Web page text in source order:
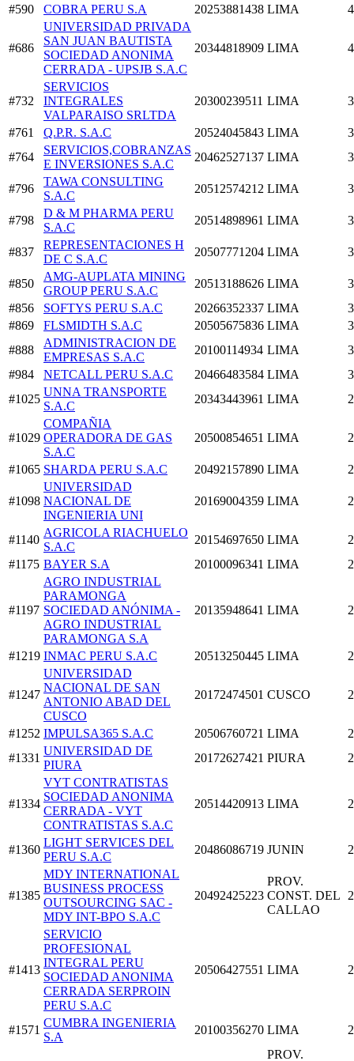
#590 COBRA PERU S.A 20253881438 LIMA
#686
UNIVERSIDAD PRIVADA
SAN JUAN BAUTISTA
SOCIEDAD ANONIMA
CERRADA - UPSJB S.A.C
20344818909 LIMA
#732
SERVICIOS
INTEGRALES
VALPARAISO SRLTDA
20300239511 LIMA
#761 Q.P.R. S.A.C 20524045843 LIMA
#764
SERVICIOS,COBRANZAS
E INVERSIONES S.A.C
20462527137 LIMA
#796
TAWA CONSULTING
S.A.C
20512574212 LIMA
#798
D & M PHARMA PERU
S.A.C
20514898961 LIMA
#837
REPRESENTACIONES H
DE C S.A.C
20507771204 LIMA
#850
AMG-AUPLATA MINING
GROUP PERU S.A.C
20513188626 LIMA
#856
SOFTYS PERU S.A.C 20266352337 LIMA
#869
FLSMIDTH S.A.C 20505675836 LIMA
#888
ADMINISTRACION DE
EMPRESAS S.A.C
20100114934 LIMA
#984
NETCALL PERU S.A.C 20466483584 LIMA
#1025
UNNA TRANSPORTE
S.A.C
20343443961 LIMA
#1029
COMPAÑIA
OPERADORA DE GAS
S.A.C
20500854651 LIMA
#1065 SHARDA PERU S.A.C 20492157890 LIMA
#1098
UNIVERSIDAD
NACIONAL DE
INGENIERIA UNI
20169004359 LIMA
#1140
AGRICOLA RIACHUELO
S.A.C
20154697650 LIMA
#1175 BAYER S.A 20100096341 LIMA
#1197
AGRO INDUSTRIAL
PARAMONGA
SOCIEDAD ANÓNIMA -
AGRO INDUSTRIAL
PARAMONGA S.A
20135948641 LIMA
#1219 INMAC PERU S.A.C 20513250445 LIMA
#1247
UNIVERSIDAD
NACIONAL DE SAN
ANTONIO ABAD DEL
CUSCO
20172474501 CUSCO
#1252 IMPULSA365 S.A.C 20506760721 LIMA
#1331
UNIVERSIDAD DE
PIURA
20172627421 PIURA
#1334
VYT CONTRATISTAS
SOCIEDAD ANONIMA
CERRADA - VYT
CONTRATISTAS S.A.C
20514420913 LIMA
#1360
LIGHT SERVICES DEL
PERU S.A.C
20486086719 JUNIN
#1385
MDY INTERNATIONAL
BUSINESS PROCESS
OUTSOURCING SAC -
MDY INT-BPO S.A.C
20492425223
PROV.
CONST. DEL
CALLAO
#1413
SERVICIO
PROFESIONAL
INTEGRAL PERU
SOCIEDAD ANONIMA
CERRADA SERPROIN
PERU S.A.C
20506427551 LIMA
#1571
CUMBRA INGENIERIA
S.A
20100356270 LIMA
PROV.